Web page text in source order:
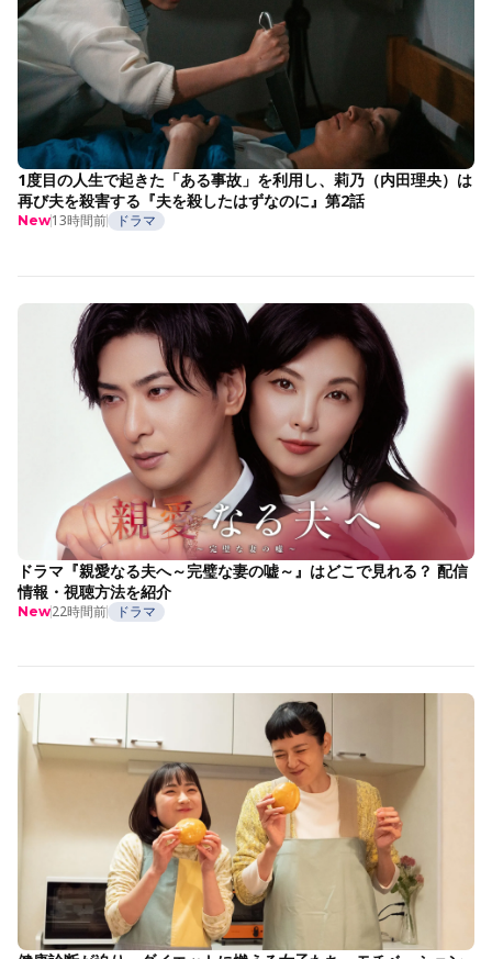
1度目の人生で起きた「ある事故」を利用し、莉乃（内田理央）は
再び夫を殺害する『夫を殺したはずなのに』第2話
New13時間前 ドラマ
ドラマ『親愛なる夫へ～完璧な妻の嘘～』はどこで見れる？ 配信
情報・視聴方法を紹介
New22時間前 ドラマ